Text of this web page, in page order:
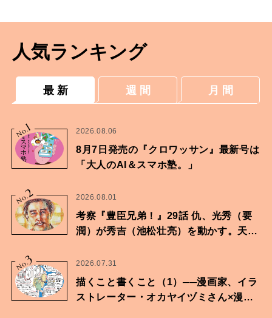
人気ランキング
最 新 週 間 月 間
No.
1 2026.08.06
8月7日発売の『クロワッサン』最新号は
「大人のAI＆スマホ塾。」
No.2 2026.08.01
考察『豊臣兄弟！』29話 仇、光秀（要
潤）が秀吉（池松壮亮）を動かす。天下
No.
3 2026.07.31
描くこと書くこと（1）──漫画家、イラ
ストレーター・オカヤイヅミさん×漫画